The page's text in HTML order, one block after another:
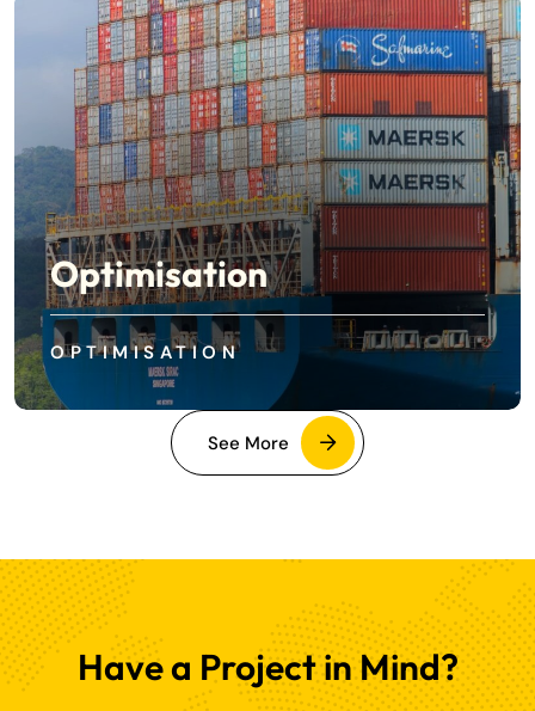
Optimisation
OPTIMISATION
See More
Have a Project in Mind?